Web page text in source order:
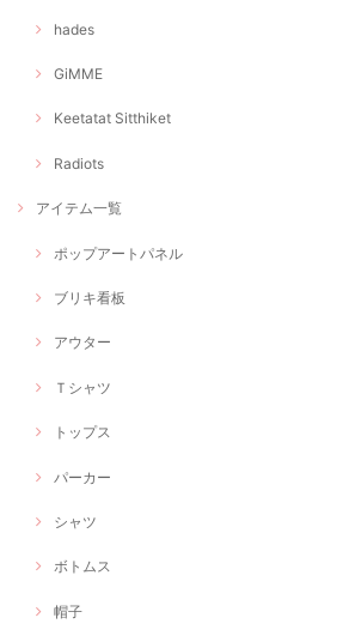
hades
GiMME
Keetatat Sitthiket
Radiots
アイテム一覧
ポップアートパネル
ブリキ看板
アウター
Ｔシャツ
トップス
パーカー
シャツ
ボトムス
帽子